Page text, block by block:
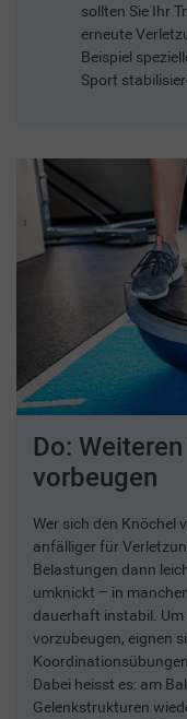
sollten Sie Ihr
erneute
Beispiel
Sport
Do:
vorbeugen
Wer sich den Knöchel
anfälliger für
Belastungen dann
umknickt – in
dauerhaft instabil.
vorzubeugen, eignen
Dabei heisst es: am
Gelenkstrukturen